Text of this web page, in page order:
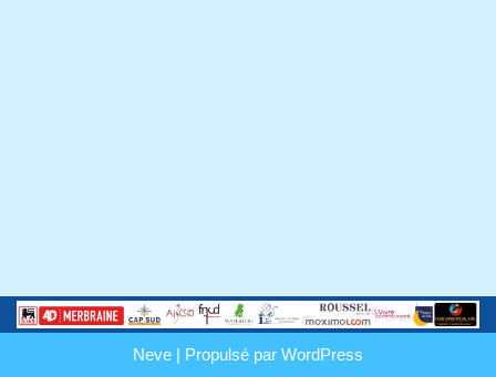
Neve | Propulsé par WordPress